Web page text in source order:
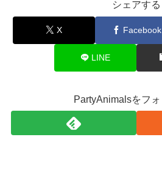
シェアする
X Facebook
LINE
PartyAnimalsをフ